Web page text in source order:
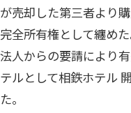
が売却した第三者より
完全所有権として纏め
法人からの要請により
テルとして相鉄ホテル
た。